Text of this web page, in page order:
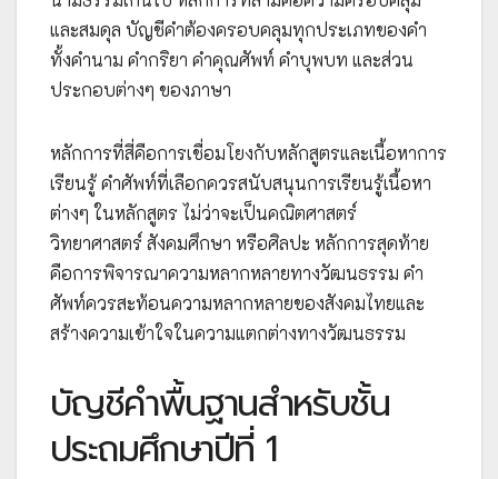
และสมดุล บัญชีคำต้องครอบคลุมทุกประเภทของคำ
ทั้งคำนาม คำกริยา คำคุณศัพท์ คำบุพบท และส่วน
ประกอบต่างๆ ของภาษา
หลักการที่สี่คือการเชื่อมโยงกับหลักสูตรและเนื้อหาการ
เรียนรู้ คำศัพท์ที่เลือกควรสนับสนุนการเรียนรู้เนื้อหา
ต่างๆ ในหลักสูตร ไม่ว่าจะเป็นคณิตศาสตร์
วิทยาศาสตร์ สังคมศึกษา หรือศิลปะ หลักการสุดท้าย
คือการพิจารณาความหลากหลายทางวัฒนธรรม คำ
ศัพท์ควรสะท้อนความหลากหลายของสังคมไทยและ
สร้างความเข้าใจในความแตกต่างทางวัฒนธรรม
บัญชีคำพื้นฐานสำหรับชั้น
ประถมศึกษาปีที่ 1